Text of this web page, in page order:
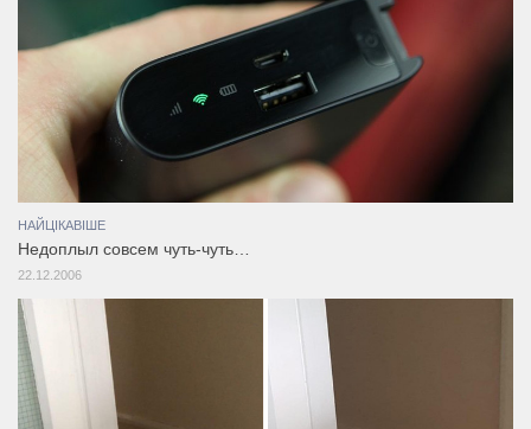
НАЙЦІКАВІШЕ
Недоплыл совсем чуть-чуть…
22.12.2006